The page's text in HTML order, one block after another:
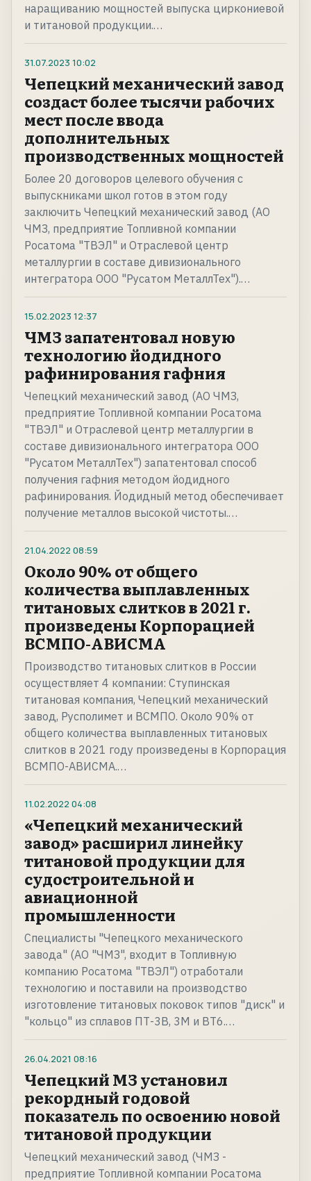
наращиванию мощностей выпуска циркониевой
и титановой продукции.…
31.07.2023 10:02
Чепецкий механический завод
создаст более тысячи рабочих
мест после ввода
дополнительных
производственных мощностей
Более 20 договоров целевого обучения с
выпускниками школ готов в этом году
заключить Чепецкий механический завод (АО
ЧМЗ, предприятие Топливной компании
Росатома "ТВЭЛ" и Отраслевой центр
металлургии в составе дивизионального
интегратора ООО "Русатом МеталлТех").…
15.02.2023 12:37
ЧМЗ запатентовал новую
технологию йодидного
рафинирования гафния
Чепецкий механический завод (АО ЧМЗ,
предприятие Топливной компании Росатома
"ТВЭЛ" и Отраслевой центр металлургии в
составе дивизионального интегратора ООО
"Русатом МеталлТех") запатентовал способ
получения гафния методом йодидного
рафинирования. Йодидный метод обеспечивает
получение металлов высокой чистоты.…
21.04.2022 08:59
Около 90% от общего
количества выплавленных
титановых слитков в 2021 г.
произведены Корпорацией
ВСМПО-АВИСМА
Производство титановых слитков в России
осуществляет 4 компании: Ступинская
титановая компания, Чепецкий механический
завод, Русполимет и ВСМПО. Около 90% от
общего количества выплавленных титановых
слитков в 2021 году произведены в Корпорация
ВСМПО-АВИСМА.…
11.02.2022 04:08
«Чепецкий механический
завод» расширил линейку
титановой продукции для
судостроительной и
авиационной
промышленности
Специалисты "Чепецкого механического
завода" (АО "ЧМЗ", входит в Топливную
компанию Росатома "ТВЭЛ") отработали
технологию и поставили на производство
изготовление титановых поковок типов "диск" и
"кольцо" из сплавов ПТ-3В, 3М и ВТ6.…
26.04.2021 08:16
Чепецкий МЗ установил
рекордный годовой
показатель по освоению новой
титановой продукции
Чепецкий механический завод (ЧМЗ -
предприятие Топливной компании Росатома